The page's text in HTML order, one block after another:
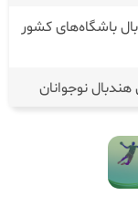
باشگاه‌های کشور